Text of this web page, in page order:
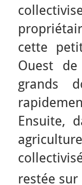
cette
Ouest
grands
Ensuite,
restée